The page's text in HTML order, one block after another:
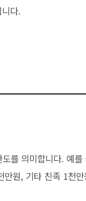
다.
를 의미합니다. 예
원, 기타 친족 1천